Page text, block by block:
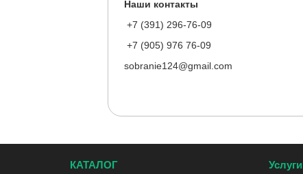
Наши контакты
+7 (391) 296-76-09
+7 (905) 976 76-09
sobranie124@gmail.com
КАТАЛОГ Услуги